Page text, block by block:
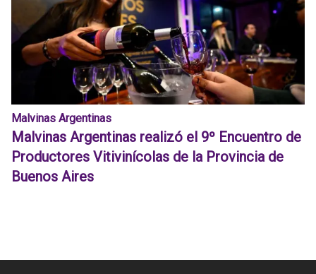
Malvinas Argentinas
Malvinas Argentinas realizó el 9º Encuentro de
Productores Vitivinícolas de la Provincia de
Buenos Aires